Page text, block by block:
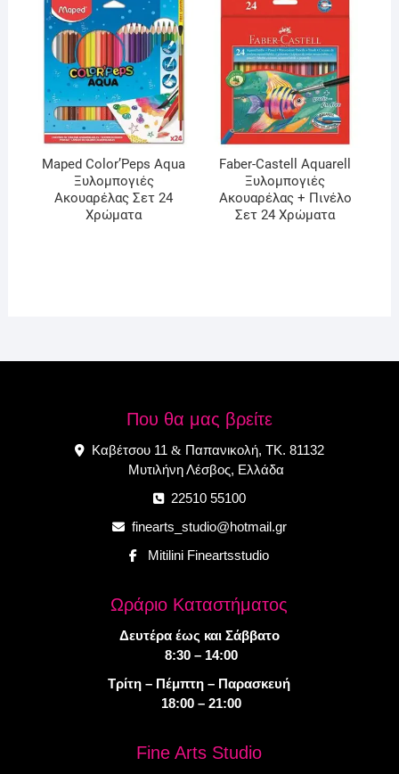
Maped Color’Peps Aqua
Ξυλομπογιές
Ακουαρέλας Σετ 24
Χρώματα
Faber-Castell Aquarell
Ξυλομπογιές
Ακουαρέλας + Πινέλο
Σετ 24 Χρώματα
Που θα μας βρείτε
Καβέτσου 11 &Παπανικολή, ΤΚ. 81132
Μυτιλήνη Λέσβος, Ελλάδα
22510 55100
finearts_studio@hotmail.gr
Mitilini Fineartsstudio
Ωράριο Καταστήματος
Δευτέρα έως και Σάββατο
8:30 – 14:00
Τρίτη – Πέμπτη – Παρασκευή
18:00 – 21:00
Fine Arts Studio